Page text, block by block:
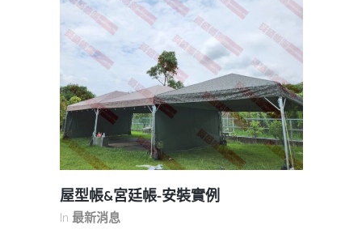
屋型帳&宮廷帳-安裝實例
In 最新消息